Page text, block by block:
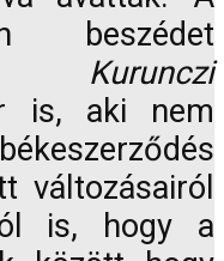
beszédet
Kurunczi
is, aki nem
változásairól
is, hogy a